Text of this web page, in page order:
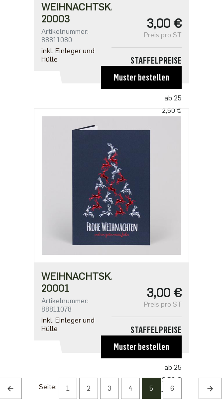
WEIHNACHTSKARTE
20003
Artikelnummer:
88811080
inkl. Einleger und
Hülle
3,00 €
Preis pro ST
STAFFELPREISE
ab 25
2,50 €
Muster bestellen
WEIHNACHTSKARTE
20001
Artikelnummer:
88811078
inkl. Einleger und
Hülle
3,00 €
Preis pro ST
STAFFELPREISE
ab 25
2,50 €
ab 100
Muster bestellen
Seite: 1 2 3 4 5 6